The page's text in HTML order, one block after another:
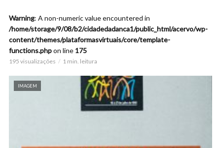
Warning: A non-numeric value encountered in
/home/storage/9/08/b2/cidadedadanca1/public_html/acervo/wp-
content/themes/plataformasvirtuais/core/template-
functions.phpon line 175
195 visualizações 1 min. leitura
IMAGEM